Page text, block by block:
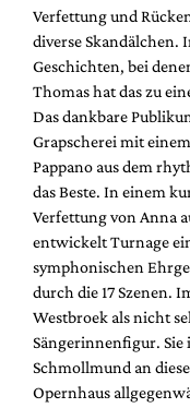
Verfettung und
diverse Skandälchen.
Geschichten, bei
Thomas hat das zu
Das dankbare
Grapscherei mit
Pappano aus dem
das Beste. In einem
Verfettung von Anna
entwickelt Turnage
symphonischen
durch die 17 Szenen.
Westbroek als nicht
Sängerinnenfigur.
Schmollmund an
Opernhaus